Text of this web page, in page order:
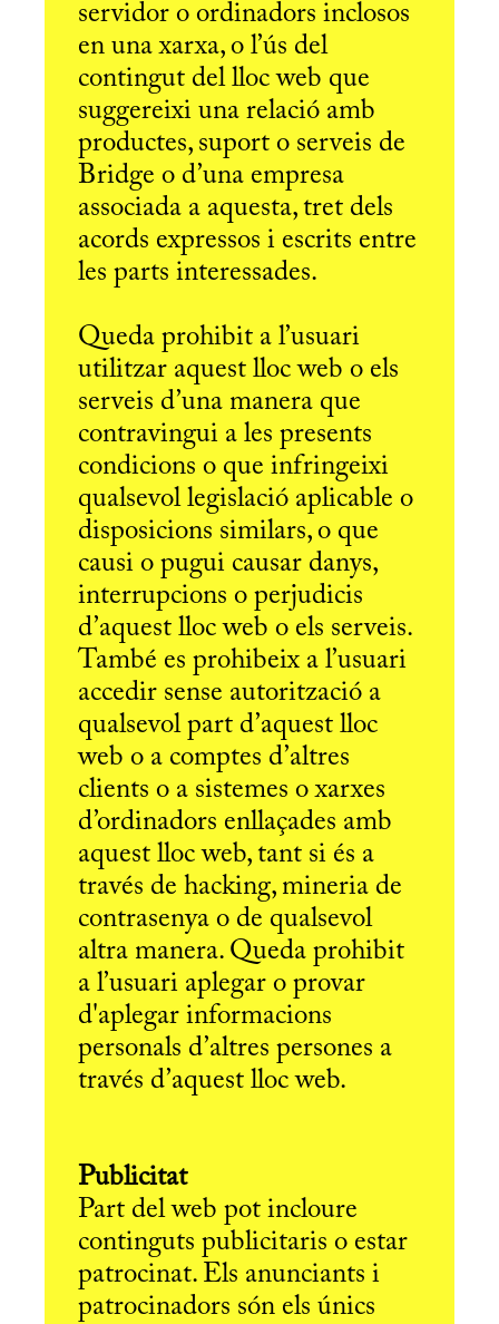
servidor o ordinadors inclosos
en una xarxa, o l’ús del
contingut del lloc web que
suggereixi una relació amb
productes, suport o serveis de
Bridge o d’una empresa
associada a aquesta, tret dels
acords expressos i escrits entre
les parts interessades.
Queda prohibit a l’usuari
utilitzar aquest lloc web o els
serveis d’una manera que
contravingui a les presents
condicions o que infringeixi
qualsevol legislació aplicable o
disposicions similars, o que
causi o pugui causar danys,
interrupcions o perjudicis
d’aquest lloc web o els serveis.
També es prohibeix a l’usuari
accedir sense autorització a
qualsevol part d’aquest lloc
web o a comptes d’altres
clients o a sistemes o xarxes
d’ordinadors enllaçades amb
aquest lloc web, tant si és a
través de hacking, mineria de
contrasenya o de qualsevol
altra manera. Queda prohibit
a l’usuari aplegar o provar
d'aplegar informacions
personals d’altres persones a
través d’aquest lloc web.
Publicitat
Part del web pot incloure
continguts publicitaris o estar
patrocinat. Els anunciants i
patrocinadors són els únics